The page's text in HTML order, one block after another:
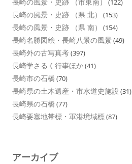
長崎の風景・史跡 （市東南） (122)
長崎の風景・史跡 （県 北） (153)
長崎の風景・史跡 （県 南） (154)
長崎名勝図絵・長崎八景の風景 (49)
長崎外の古写真考(397)
長崎学さるく行事ほか(41)
長崎市の石橋 (70)
長崎県の土木遺産・市水道史施設 (31)
長崎県の石橋 (77)
長崎要塞地帯標・軍港境域標(87)
アーカイブ